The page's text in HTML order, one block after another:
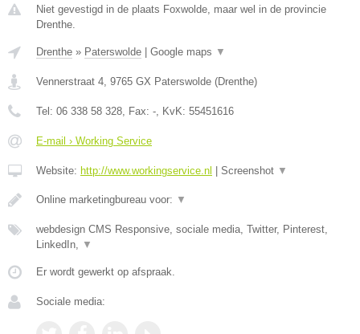
Niet gevestigd in de plaats Foxwolde, maar wel in de provincie
Drenthe.
Drenthe » Paterswolde Google maps ▼
Vennerstraat 4 9765 GX Paterswolde (Drenthe)
Tel: 06 338 58 328 , Fax: - , KvK: 55451616
E-mail › Working Service
Website: http://www.workingservice.nl Screenshot ▼
Online marketingbureau voor: ▼
webdesign CMS Responsive, sociale media, Twitter, Pinterest,
LinkedIn,
▼
Er wordt gewerkt op afspraak.
Sociale media: